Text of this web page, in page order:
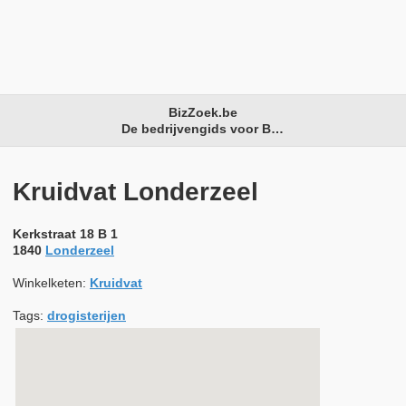
BizZoek.be
De bedrijvengids voor België
Kruidvat Londerzeel
Kerkstraat 18 B 1
1840 Londerzeel
Winkelketen: Kruidvat
Tags: drogisterijen